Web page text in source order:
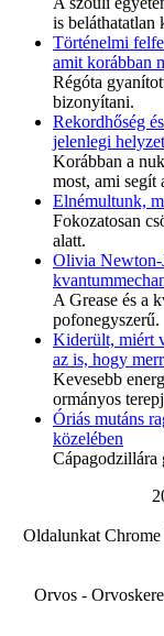
is beláthatatlan
Történelmi
amit korábban
Régóta
bizonyítani.
Rekordhőség
jelenlegi
Korábban a
most, ami segít
Elnémultunk,
Fokozatosan
alatt.
Olivia Newton-
A Grease és a
pofonegyszerű.
Kiderült, miért
az is, hogy
Kevesebb
ormányos
Óriás mutáns
közelében
Cápagodzillára
Oldalunkat
Orvos -